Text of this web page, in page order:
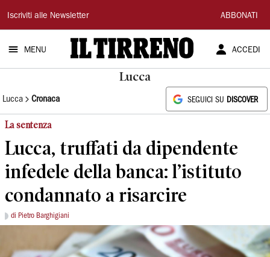
Il
Tirreno
Iscriviti alle Newsletter ABBONATI
MENU ACCEDI
Lucca
Lucca Cronaca SEGUICI SU DISCOVER
La sentenza
Lucca, truffati da dipendente
infedele della banca: l’istituto
condannato a risarcire
di Pietro Barghigiani